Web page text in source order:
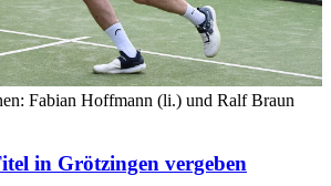
Fabian Hoffmann (li.) und Ralf Braun
in Grötzingen vergeben